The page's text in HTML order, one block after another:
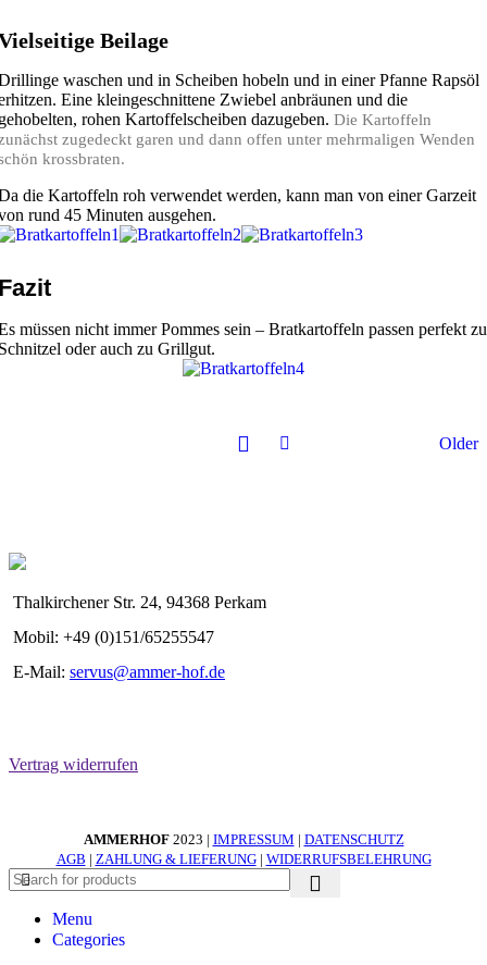
Beilage
waschen und in Scheiben hobeln und in einer Pfanne Rapsöl
Eine kleingeschnittene Zwiebel anbräunen und die
rohen Kartoffelscheiben dazugeben. Die Kartoffeln
zugedeckt garen und dann offen unter mehrmaligen Wenden
krossbraten.
die Kartoffeln roh verwendet werden, kann man von einer Garzeit
rund 45 Minuten ausgehen.
müssen nicht immer Pommes sein – Bratkartoffeln passen perfekt zu
oder auch zu Grillgut.
Older
Thalkirchener Str. 24, 94368 Perkam
Mobil: +49 (0)151/65255547
E-Mail: servus@ammer-hof.de
Vertrag widerrufen
AMMERHOF 2023 | IMPRESSUM | DATENSCHUTZ
AGB | ZAHLUNG & LIEFERUNG| WIDERRUFSBELEHRUNG
Menu
Categories